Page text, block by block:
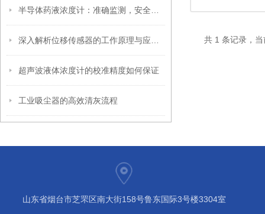
超声波液体浓度计的校准精度如何保证
工业吸尘器的高效清灰流程
共 1 条记录，
山东省烟台市芝罘区南大街158号鲁东国际3号楼3304室